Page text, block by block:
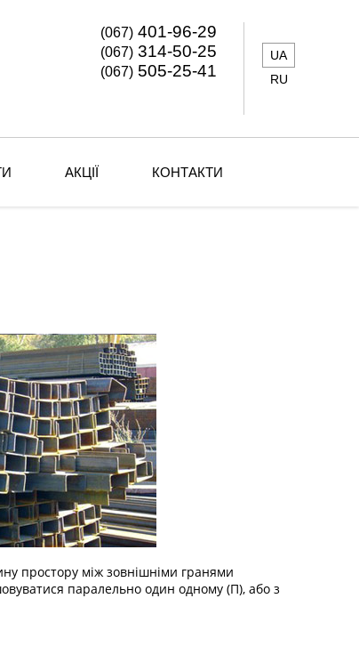
UA
RU
(067) 401-96-29
(067) 314-50-25
(067) 505-25-41
АКЦІЇ КОНТАКТИ
простору між зовнішніми гранями
паралельно один одному (П), або з